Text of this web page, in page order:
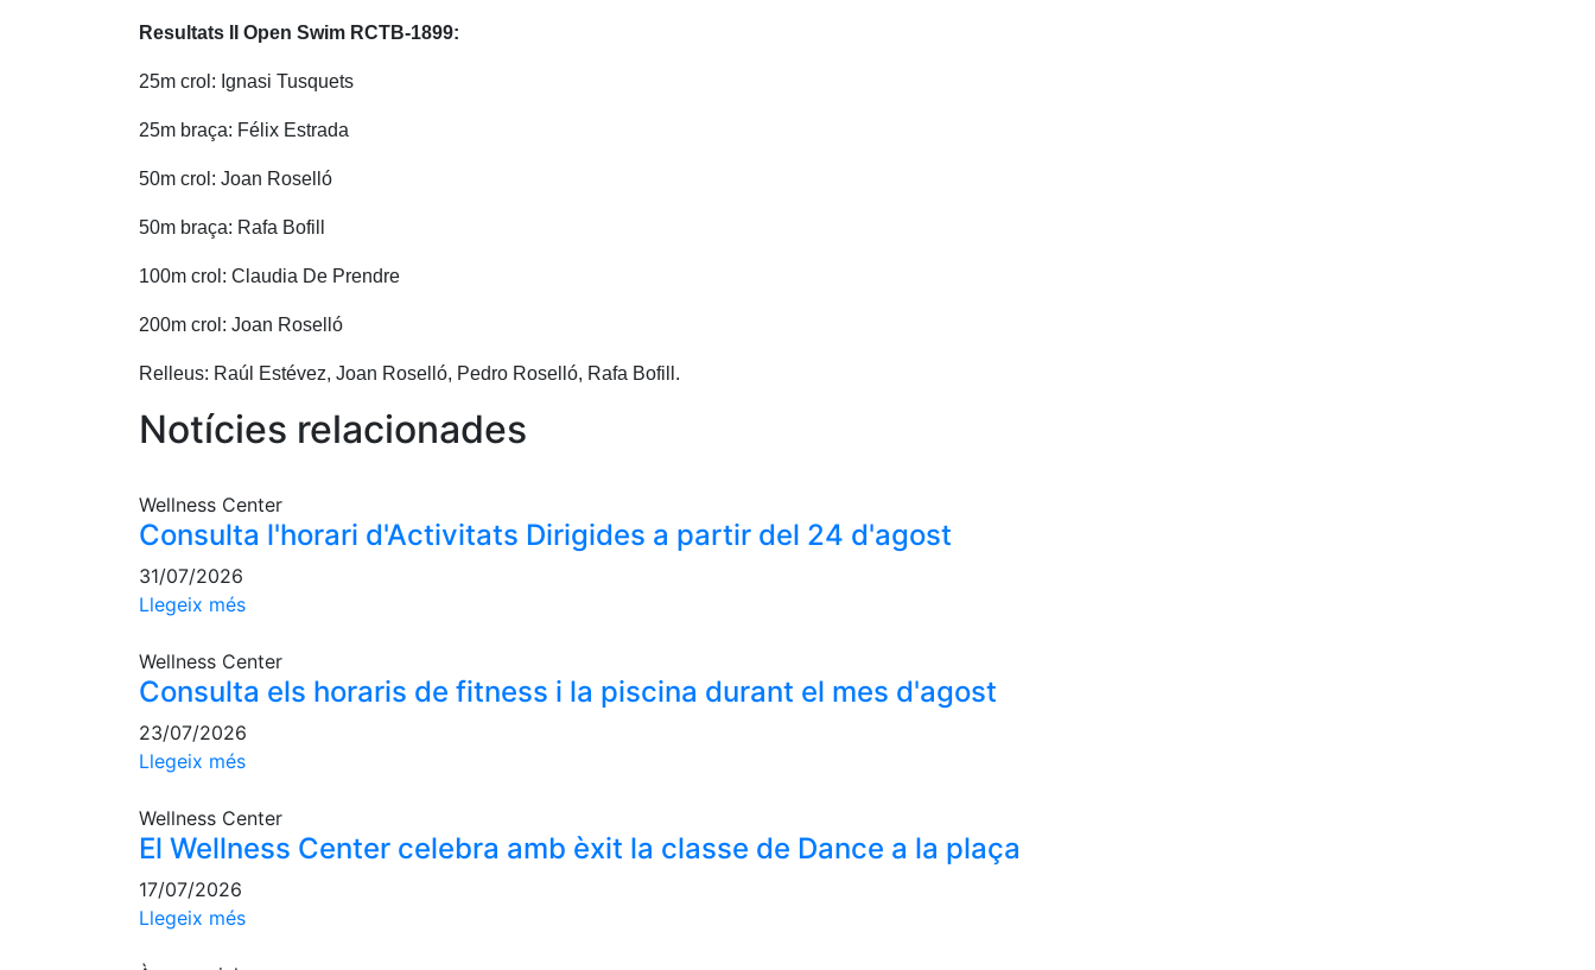
Resultats II Open Swim RCTB-1899:
25m crol: Ignasi Tusquets
25m braça: Félix Estrada
50m crol: Joan Roselló
50m braça: Rafa Bofill
100m crol: Claudia De Prendre
200m crol: Joan Roselló
Relleus: Raúl Estévez, Joan Roselló, Pedro Roselló, Rafa Bofill.
Notícies relacionades
Wellness Center
Consulta l'horari d'Activitats Dirigides a partir del 24 d'agost
31/07/2026
Llegeix més
Wellness Center
Consulta els horaris de fitness i la piscina durant el mes d'agost
23/07/2026
Llegeix més
Wellness Center
El Wellness Center celebra amb èxit la classe de Dance a la plaça
17/07/2026
Llegeix més